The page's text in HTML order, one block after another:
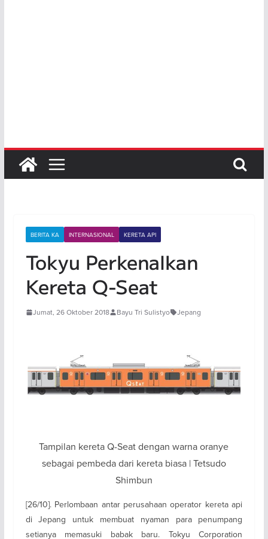
BERITA KA INTERNASIONAL KERETA API
Tokyu Perkenalkan
Kereta Q-Seat
Jumat, 26 Oktober 2018 Bayu Tri Sulistyo Jepang
Tampilan kereta Q-Seat dengan warna oranye
sebagai pembeda dari kereta biasa | Tetsudo
Shimbun
[26/10]. Perlombaan antar perusahaan operator kereta api
di Jepang untuk membuat nyaman para penumpang
setianya memasuki babak baru. Tokyu Corporation